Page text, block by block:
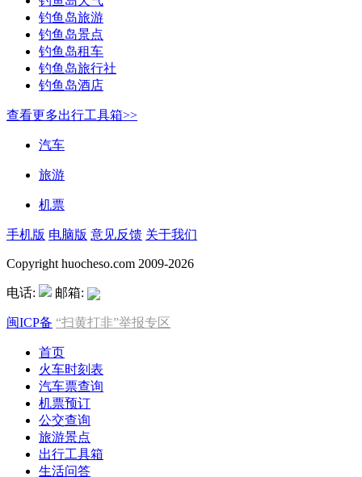
钓鱼岛旅游
钓鱼岛景点
钓鱼岛租车
钓鱼岛旅行社
钓鱼岛酒店
查看更多出行工具箱>>
汽车
旅游
机票
手机版 电脑版 意见反馈 关于我们
Copyright huocheso.com 2009-2026
电话: 邮箱:
闽ICP备 “扫黄打非”举报专区
首页
火车时刻表
汽车票查询
机票预订
公交查询
旅游景点
出行工具箱
生活问答